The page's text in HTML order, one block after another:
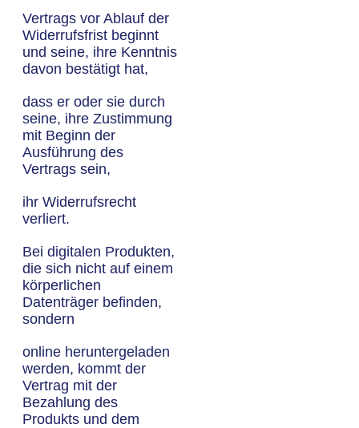
Vertrags vor Ablauf der
Widerrufsfrist beginnt
und seine, ihre Kenntnis
davon bestätigt hat,
dass er oder sie durch
seine, ihre Zustimmung
mit Beginn der
Ausführung des
Vertrags sein,
ihr Widerrufsrecht
verliert.
Bei digitalen Produkten,
die sich nicht auf einem
körperlichen
Datenträger befinden,
sondern
online heruntergeladen
werden, kommt der
Vertrag mit der
Bezahlung des
Produkts und dem